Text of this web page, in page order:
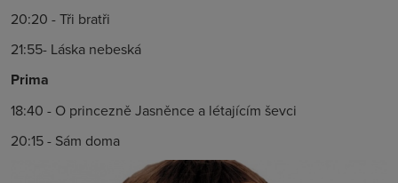
20:20 - Tři bratři
21:55- Láska nebeská
Prima
18:40 - O princezně Jasněnce a létajícím ševci
20:15 - Sám doma